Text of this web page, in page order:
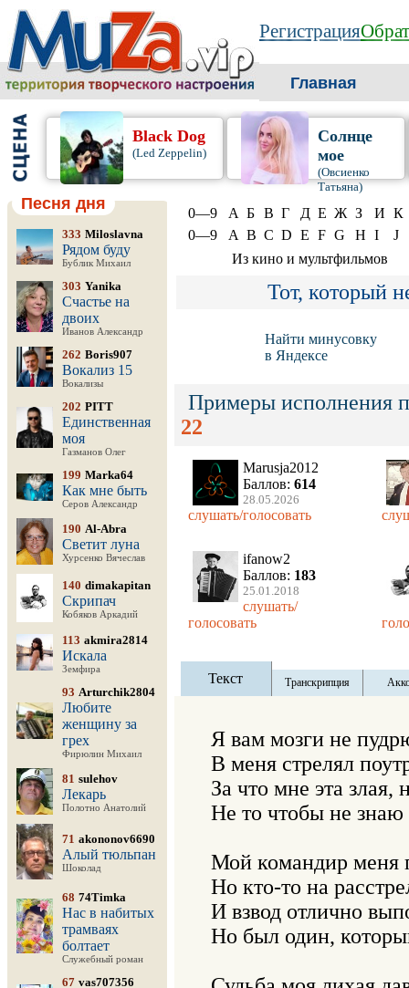
Регистрация
Главная
Black Dog
(Led Zeppelin)
Солнце
мое
(Овсиенко
Татьяна)
Песня дня
333 Miloslavna
Рядом буду
Бублик Михаил
303 Yanika
Счастье на
двоих
Иванов Александр
262 Boris907
Вокализ 15
Вокализы
202 PITT
Единственная
моя
Газманов Олег
199 Marka64
Как мне быть
Серов Александр
190 Al-Abra
Светит луна
Хурсенко Вячеслав
140 dimakapitan
Скрипач
Кобяков Аркадий
113 akmira2814
Искала
Земфира
93 Arturchik2804
Любите
женщину за
грех
Фирюлин Михаил
81 sulehov
Лекарь
Полотно Анатолий
71 akononov6690
Алый тюльпан
Шоколад
68 74Timka
Нас в набитых
трамваях
болтает
Служебный роман
67 vas707356
0—9 А Б В Г Д Е Ж З И К
0—9
A B C D E F G H I
J
Из кино и мультфильмов
Тот, который
Найти минусовку
в Яндексе
Примеры исполнения
22
Marusja2012
Баллов: 614
28.05.2026
слушать/голосовать
ifanow2
Баллов: 183
25.01.2018
слушать/
голосовать
Текст Транскрипция
Я вам мозги не
В меня стрелял
За что мне эта злая,
Не то чтобы не знаю
Мой командир меня
Но кто-то на
И взвод отлично
Но был один,